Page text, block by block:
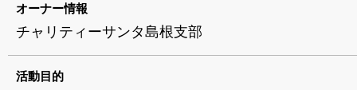
オーナー情報
チャリティーサンタ島根支部
活動目的